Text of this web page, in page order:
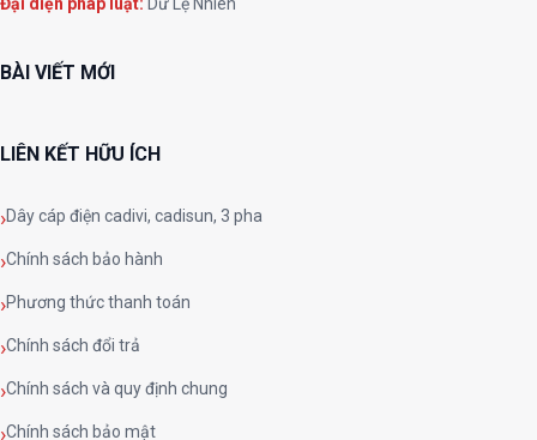
BÀI VIẾT MỚI
LIÊN KẾT HỮU ÍCH
Dây cáp điện cadivi, cadisun, 3 pha
Chính sách bảo hành
Phương thức thanh toán
Chính sách đổi trả
Chính sách và quy định chung
Chính sách bảo mật